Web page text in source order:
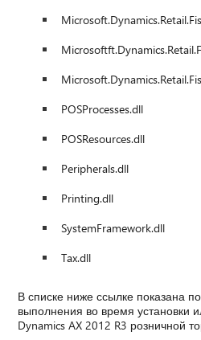
POSProcesses.dll
POSResources.dll
Peripherals.dll
Printing.dll
SystemFramework.dll
Tax.dll
В списке ниже ссылке показана
выполнения во время установки
Dynamics AX 2012 R3 розничной